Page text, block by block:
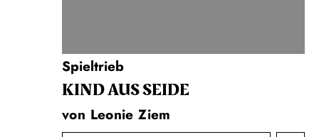
Spieltrieb
KIND AUS SEIDE
von Leonie Ziem